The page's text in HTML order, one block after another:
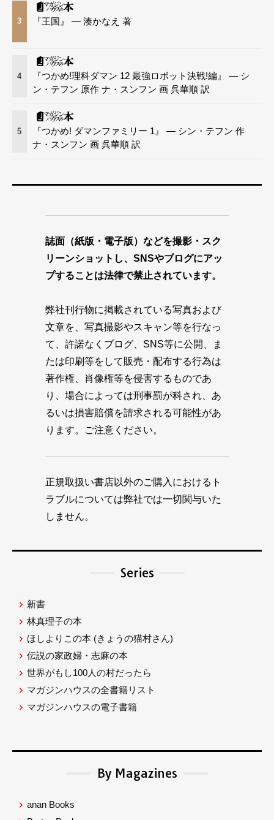
3 『王国』 — 湊かなえ 著
4
『つかめ!理科ダマン 12 最強ロボット決戦!編』 — シ
ン・テフン 原作 ナ・スンフン 画 呉華順 訳
5
『つかめ! ダマンファミリー 1』 — シン・テフン 作
ナ・スンフン 画 呉華順 訳
誌面（紙版・電子版）などを撮影・スク
リーンショットし、SNSやブログにアッ
プすることは法律で禁止されています。
弊社刊行物に掲載されている写真および
文章を、写真撮影やスキャン等を行なっ
て、許諾なくブログ、SNS等に公開、ま
たは印刷等をして販売・配布する行為は
著作権、肖像権等を侵害するものであ
り、場合によっては刑事罰が科され、あ
るいは損害賠償を請求される可能性があ
ります。ご注意ください。
正規取扱い書店以外のご購入におけるト
ラブルについては弊社では一切関与いた
しません。
Series
新書
林真理子の本
ほしよりこの本 (きょうの猫村さん)
伝説の家政婦・志麻の本
世界がもし100人の村だったら
マガジンハウスの全書籍リスト
マガジンハウスの電子書籍
By Magazines
anan Books